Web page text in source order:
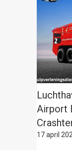
Airport
17 april